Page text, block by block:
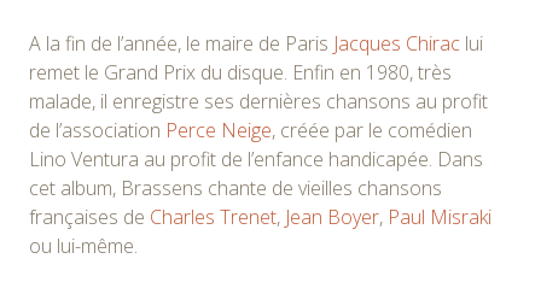
A la fin de l’année, le maire de Paris Jacques Chirac lui
remet le Grand Prix du disque. Enfin en 1980, très
malade, il enregistre ses dernières chansons au profit
de l’association Perce Neige, créée par le comédien
Lino Ventura au profit de l’enfance handicapée. Dans
cet album, Brassens chante de vieilles chansons
françaises de Charles Trenet, Jean Boyer, Paul Misraki
ou lui-même.